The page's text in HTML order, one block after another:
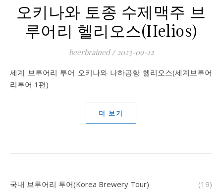
오키나와 토종 수제맥주 브
루어리 헬리오스(Helios)
beerbrained / 2023-09-12
세계 브루어리 투어 오키나와 나하공항 헬리오스(세계브루어
리투어 1편)
더 보기
국내 브루어리 투어(Korea Brewery Tour) (19)